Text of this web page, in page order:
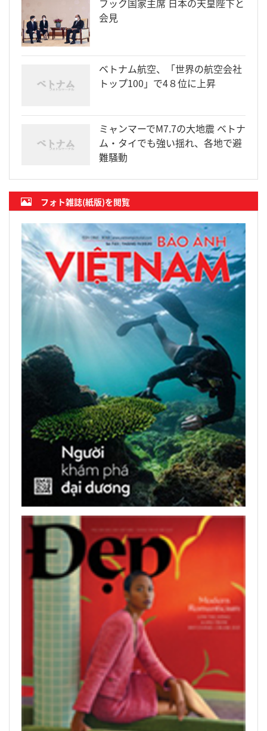
会見
ベトナム航空、「世界の航空会社
トップ100」で4８位に上昇
ミャンマーでM7.7の大地震 ベトナ
ム・タイでも強い揺れ、各地で避
難騒動
フォト雑誌(紙版)を閲覧